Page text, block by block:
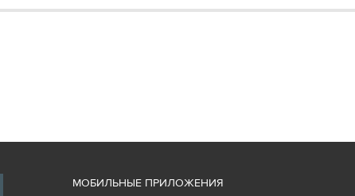
МОБИЛЬНЫЕ ПРИЛОЖЕНИЯ